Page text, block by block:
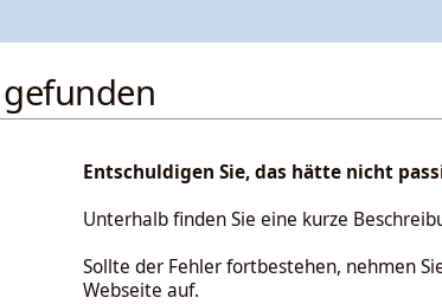
Entschuldigen Sie, das hätte nicht
Unterhalb finden Sie eine kurze
Sollte der Fehler fortbestehen, nehmen
Webseite auf.